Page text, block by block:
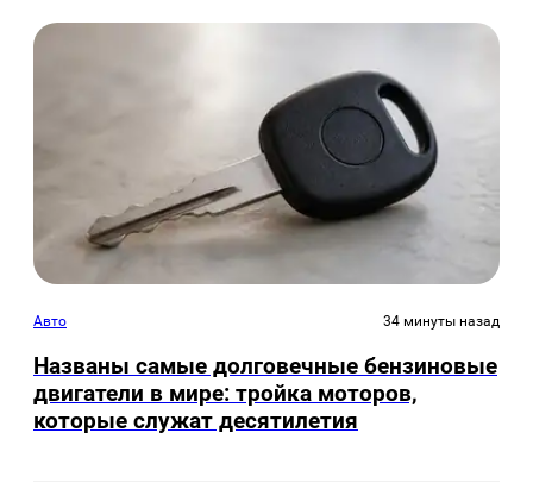
Авто 34 минуты назад
Названы самые долговечные бензиновые
двигатели в мире: тройка моторов,
которые служат десятилетия